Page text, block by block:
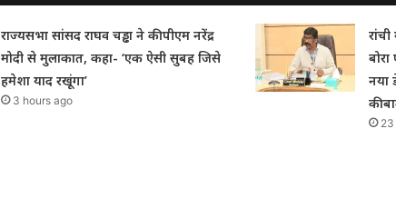
राज्यसभा सांसद राघव चड्ढा ने की पीएम नरेंद्र
मोदी से मुलाकात, कहा- ‘एक ऐसी सुबह जिसे
हमेशा याद रखूंगा’
3 hours ago
नया
की